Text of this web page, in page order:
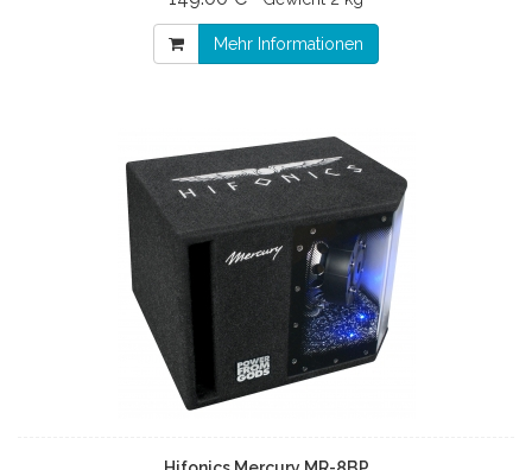
Mehr Informationen